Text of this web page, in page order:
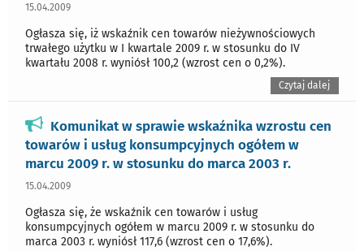
15.04.2009
Ogłasza się, iż wskaźnik cen towarów nieżywnościowych
trwałego użytku w I kwartale 2009 r. w stosunku do IV
kwartału 2008 r. wyniósł 100,2 (wzrost cen o 0,2%).
Czytaj dalej
Komunikat w sprawie wskaźnika wzrostu cen
towarów i usług konsumpcyjnych ogółem w
marcu 2009 r. w stosunku do marca 2003 r.
15.04.2009
Ogłasza się, że wskaźnik cen towarów i usług
konsumpcyjnych ogółem w marcu 2009 r. w stosunku do
marca 2003 r. wyniósł 117,6 (wzrost cen o 17,6%).